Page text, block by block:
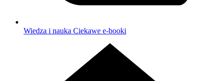
Wiedza i nauka Ciekawe e-booki